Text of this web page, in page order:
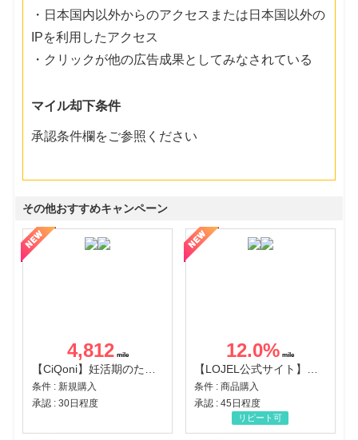
・日本国内以外からのアクセスまたは日本国以外の
IPを利用したアクセス
・クリックが他の広告成果としてみなされている
マイル却下条件
承認条件欄をご参照ください
その他おすすめキャンペーン
4,812
【CiQoni】妊活期のための葉酸サプリ
条件 : 新規購入
承認 : 30日程度
12.0%
【LOJEL公式サイト】スーツケース・バッグ
条件 : 商品購入
承認 : 45日程度
リピート可